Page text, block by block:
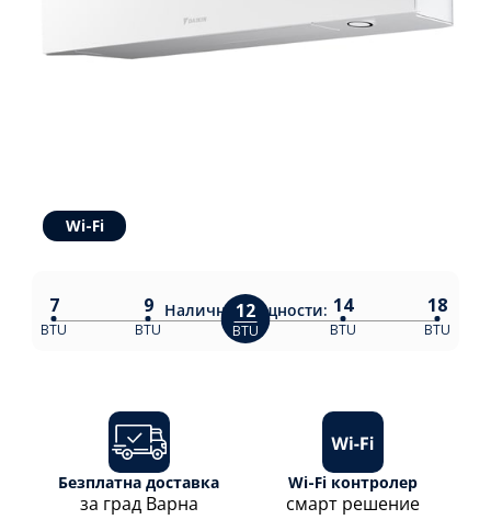
Wi-Fi
Наличнимощности:
7
BTU
9
BTU
12
BTU
14
BTU
18
BTU
Безплатна доставка
за град Варна
Wi-Fi контролер
смарт решение